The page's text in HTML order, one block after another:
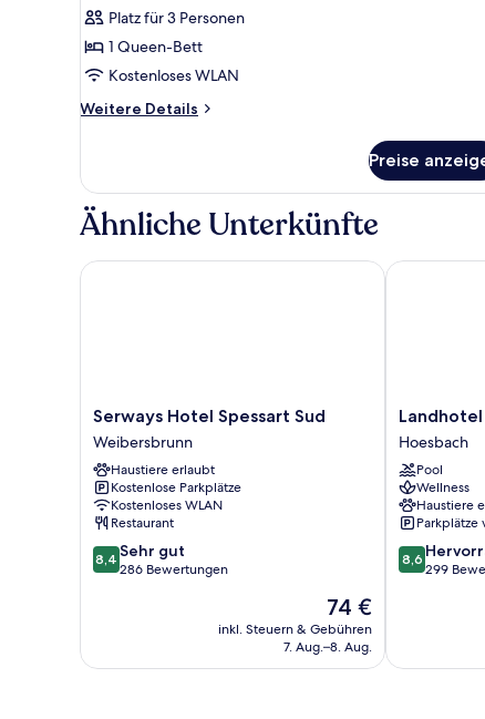
Platz für 3 Personen
1 Queen-Bett
Kostenloses WLAN
Weitere Details
Weitere
Preise
Ähnliche Unterkünfte
Serways
Hotel
Spessart
Sud
Weibersbrunn
Serways Hotel Spessart Sud
Weibersbrunn
Haustiere erlaubt
Kostenlose Parkplätze
Kostenloses WLAN
Restaurant
8.4
von
Bewertungen
8,4 Sehr gut
286 Bewertungen
Der
Preis
beträgt
74 €
inkl. Steuern & Gebühren
7. Aug.–8. Aug.
Serways Hotel Spessart Sud
Landhotel
Klingerhof
Hoesbach
Hoesbach
Pool
Wellness
Haustiere
Parkplätze
8.6
von
8,6
299
Landhotel